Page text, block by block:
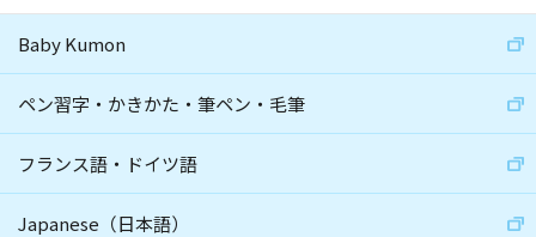
Baby Kumon
ペン習字・かきかた・筆ペン・毛筆
フランス語・ドイツ語
Japanese（日本語）